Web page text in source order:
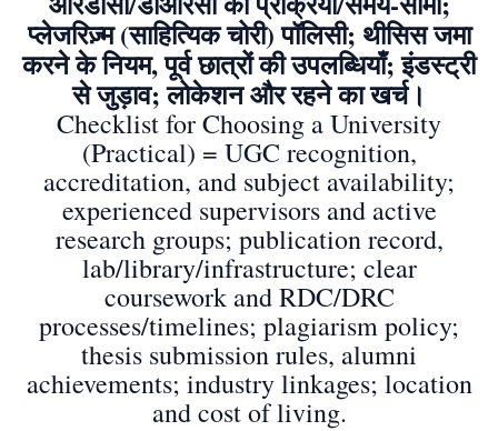
प्लेजरिज़्म (साहित्यिक चोरी) पॉलिसी; थीसिस जमा
करने के नियम, पूर्व छात्रों की उपलब्धियाँ; इंडस्ट्री
से जुड़ाव; लोकेशन और रहने का खर्च।
Checklist for Choosing a University
(Practical) = UGC recognition,
accreditation, and subject availability;
experienced supervisors and active
research groups; publication record,
lab/library/infrastructure; clear
coursework and RDC/DRC
processes/timelines; plagiarism policy;
thesis submission rules, alumni
achievements; industry linkages; location
and cost of living.